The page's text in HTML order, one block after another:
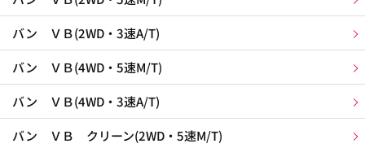
バン ＶＢ(2WD・3速A/T)
バン ＶＢ(4WD・5速M/T)
バン ＶＢ(4WD・3速A/T)
バン ＶＢ クリーン(2WD・5速M/T)